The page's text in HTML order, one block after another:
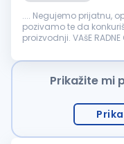
.... Negujemo prijatnu,
pozivamo te da
proizvodnji. VAšE RADNE
zahtevanom kvalitetu ...
Prikažite mi